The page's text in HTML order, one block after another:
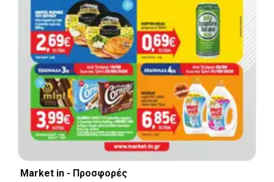
Market in - Προσφορές